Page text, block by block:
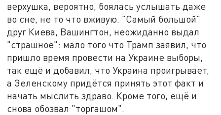
верхушка, вероятно, боялась услышать даже
во сне, не то что вживую. "Самый большой"
друг Киева, Вашингтон, неожиданно выдал
"страшное": мало того что Трамп заявил, что
пришло время провести на Украине выборы,
так ещё и добавил, что Украина проигрывает,
а Зеленскому придётся принять этот факт и
начать мыслить здраво. Кроме того, ещё и
снова обозвал "торгашом".